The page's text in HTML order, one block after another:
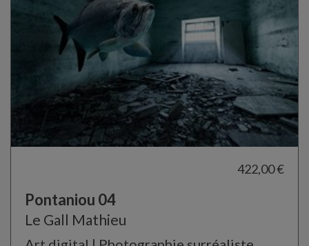
422,00 €
Pontaniou 04
Le Gall Mathieu